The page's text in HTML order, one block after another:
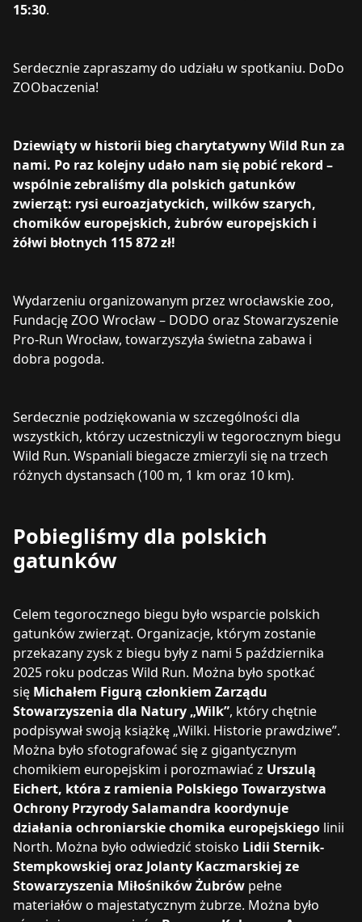
15:30.
Serdecznie zapraszamy do udziału w spotkaniu. DoDo
ZOObaczenia!
Dziewiąty w historii bieg charytatywny Wild Run za
nami. Po raz kolejny udało nam się pobić rekord –
wspólnie zebraliśmy dla polskich gatunków
zwierząt: rysi euroazjatyckich, wilków szarych,
chomików europejskich, żubrów europejskich i
żółwi błotnych 115 872 zł!
Wydarzeniu organizowanym przez wrocławskie zoo,
Fundację ZOO Wrocław – DODO oraz Stowarzyszenie
Pro-Run Wrocław, towarzyszyła świetna zabawa i
dobra pogoda.
Serdecznie podziękowania w szczególności dla
wszystkich, którzy uczestniczyli w tegorocznym biegu
Wild Run. Wspaniali biegacze zmierzyli się na trzech
różnych dystansach (100 m, 1 km oraz 10 km).
Pobiegliśmy dla polskich
gatunków
Celem tegorocznego biegu było wsparcie polskich
gatunków zwierząt. Organizacje, którym zostanie
przekazany zysk z biegu były z nami 5 października
2025 roku podczas Wild Run. Można było spotkać
się Michałem Figurą członkiem Zarządu
Stowarzyszenia dla Natury „Wilk”, który chętnie
podpisywał swoją książkę „Wilki. Historie prawdziwe”.
Można było sfotografować się z gigantycznym
chomikiem europejskim i porozmawiać z Urszulą
Eichert, która z ramienia Polskiego Towarzystwa
Ochrony Przyrody Salamandra koordynuje
działania ochroniarskie chomika europejskiego linii
North. Można było odwiedzić stoisko Lidii Sternik-
Stempkowskiej oraz Jolanty Kaczmarskiej ze
Stowarzyszenia Miłośników Żubrów pełne
materiałów o majestatycznym żubrze. Można było